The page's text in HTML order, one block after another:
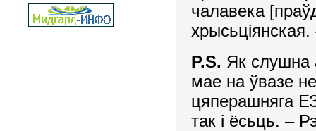
чалавека
P.S. Як слушна
мае на ўвазе
цяперашняга
так і ёсьць. –